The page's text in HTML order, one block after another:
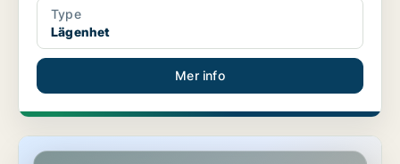
Type
Lägenhet
Mer info
Lägenhet i Kungsör